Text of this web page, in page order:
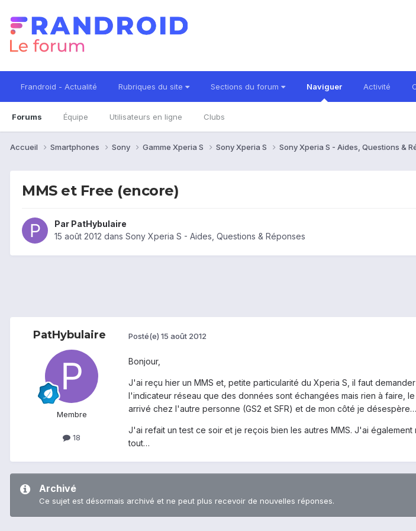
Frandroid - Actualité Rubriques du site Sections du forum Naviguer
Forums Équipe Utilisateurs en ligne Clubs
Activité
Accueil Smartphones Sony Gamme Xperia S Sony Xperia S Sony Xperia S - Aides, Questions &
MMS et Free (encore)
Par PatHybulaire
15 août 2012 dans Sony Xperia S - Aides, Questions & Réponses
PatHybulaire
Membre
18
Posté(e) 15 août 2012
Bonjour,
J'ai reçu hier un MMS et, petite particularité du Xperia S, il faut
l'indicateur réseau que des données sont échangées mais rien à faire,
arrivé chez l'autre personne (GS2 et SFR) et de mon côté je désespère…
J'ai refait un test ce soir et je reçois bien les autres MMS. J'ai
tout…
Archivé
Ce sujet est désormais archivé et ne peut plus recevoir de nouvelles réponses.